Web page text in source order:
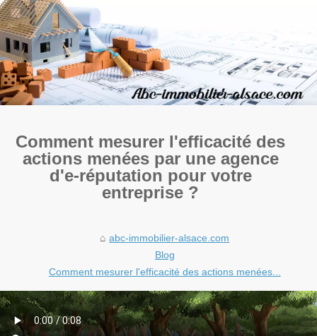
Comment mesurer l'efficacité des
actions menées par une agence
d'e-réputation pour votre
entreprise ?
abc-immobilier-alsace.com
Blog
Comment mesurer l'efficacité des actions menées...